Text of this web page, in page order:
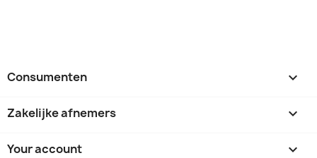
Consumenten 
Zakelijke afnemers 
Your account 